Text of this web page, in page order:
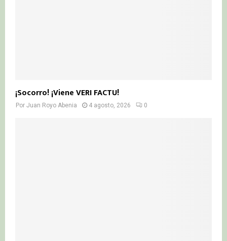
¡Socorro! ¡Viene VERI FACTU!
Por Juan Royo Abenia 4 agosto, 2026 0